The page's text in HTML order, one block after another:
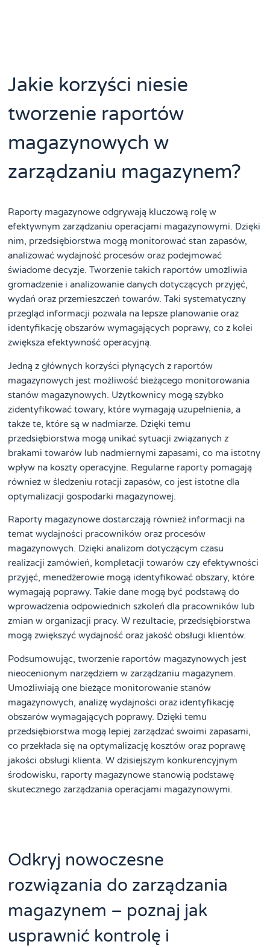
Jakie korzyści niesie
tworzenie raportów
magazynowych w
zarządzaniu magazynem?
Raporty magazynowe odgrywają kluczową rolę w
efektywnym zarządzaniu operacjami magazynowymi. Dzięki
nim, przedsiębiorstwa mogą monitorować stan zapasów,
analizować wydajność procesów oraz podejmować
świadome decyzje. Tworzenie takich raportów umożliwia
gromadzenie i analizowanie danych dotyczących przyjęć,
wydań oraz przemieszczeń towarów. Taki systematyczny
przegląd informacji pozwala na lepsze planowanie oraz
identyfikację obszarów wymagających poprawy, co z kolei
zwiększa efektywność operacyjną.
Jedną z głównych korzyści płynących z raportów
magazynowych jest możliwość bieżącego monitorowania
stanów magazynowych. Użytkownicy mogą szybko
zidentyfikować towary, które wymagają uzupełnienia, a
także te, które są w nadmiarze. Dzięki temu
przedsiębiorstwa mogą unikać sytuacji związanych z
brakami towarów lub nadmiernymi zapasami, co ma istotny
wpływ na koszty operacyjne. Regularne raporty pomagają
również w śledzeniu rotacji zapasów, co jest istotne dla
optymalizacji gospodarki magazynowej.
Raporty magazynowe dostarczają również informacji na
temat wydajności pracowników oraz procesów
magazynowych. Dzięki analizom dotyczącym czasu
realizacji zamówień, kompletacji towarów czy efektywności
przyjęć, menedżerowie mogą identyfikować obszary, które
wymagają poprawy. Takie dane mogą być podstawą do
wprowadzenia odpowiednich szkoleń dla pracowników lub
zmian w organizacji pracy. W rezultacie, przedsiębiorstwa
mogą zwiększyć wydajność oraz jakość obsługi klientów.
Podsumowując, tworzenie raportów magazynowych jest
nieocenionym narzędziem w zarządzaniu magazynem.
Umożliwiają one bieżące monitorowanie stanów
magazynowych, analizę wydajności oraz identyfikację
obszarów wymagających poprawy. Dzięki temu
przedsiębiorstwa mogą lepiej zarządzać swoimi zapasami,
co przekłada się na optymalizację kosztów oraz poprawę
jakości obsługi klienta. W dzisiejszym konkurencyjnym
środowisku, raporty magazynowe stanowią podstawę
skutecznego zarządzania operacjami magazynowymi.
Odkryj nowoczesne
rozwiązania do zarządzania
magazynem – poznaj jak
usprawnić kontrolę i